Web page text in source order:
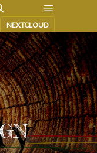
NEXTCLOUD